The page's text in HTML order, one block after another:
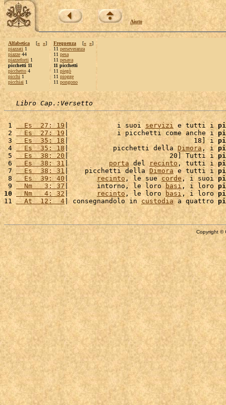
Aiuto
Alfabetica [« »]
piazzati 1
piazze 44
piazzeforti 1
picchetti 11
picchetto 4
picchi 1
picchiai 1
Frequenza [« »]
11 perseveranza
11 pesa
11 pesava
11 picchetti
11 piegò
11 piogge
11 pongono
Libro Cap.:Versetto
1
  Es  27: 19
|            i suoi servizi e tutti i
2
  Es  27: 19
|            i picchetti come anche i
3
  Es  35: 18
|                               18] i
4
  Es  35: 18
|           picchetti della Dimora, i
5
  Es  38: 20
|                         20] Tutti i
6
  Es  38: 31
| porta del recinto , tutti i
7
  Es  38: 31
|    picchetti della Dimora e tutti i
8
  Es  39: 40
| recinto , le sue corde , i suoi
9
  Nm   3: 37
|       intorno, le loro basi , i loro
10
  Nm   4: 32
| recinto, le loro basi , i loro
11
  At  12:  4
| consegnandolo in custodia a quattro
Copyright ©